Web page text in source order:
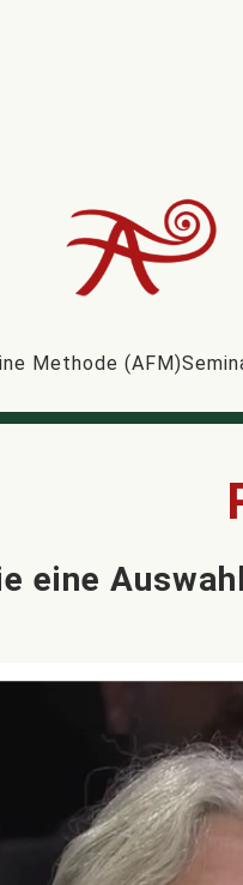
Methode (AFM)
eine